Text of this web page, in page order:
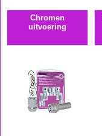
Chromen
uitvoering